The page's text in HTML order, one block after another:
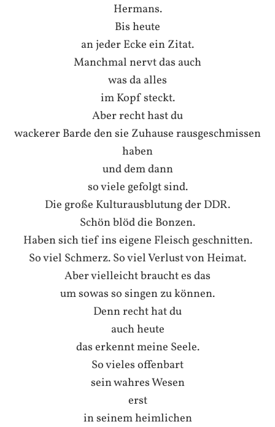
Hermans.
Bis heute
an jeder Ecke ein Zitat.
Manchmal nervt das auch
was da alles
im Kopf steckt.
Aber recht hast du
wackerer Barde den sie Zuhause rausgeschmissen
haben
und dem dann
so viele gefolgt sind.
Die große Kulturausblutung der DDR.
Schön blöd die Bonzen.
Haben sich tief ins eigene Fleisch geschnitten.
So viel Schmerz. So viel Verlust von Heimat.
Aber vielleicht braucht es das
um sowas so singen zu können.
Denn recht hat du
auch heute
das erkennt meine Seele.
So vieles offenbart
sein wahres Wesen
erst
in seinem heimlichen